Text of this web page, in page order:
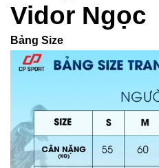
Vidor Ngọc
Bảng Size